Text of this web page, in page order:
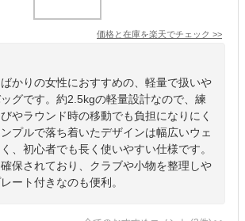
価格と在庫を楽天でチェック >>
かりの女性におすすめの、軽量で扱いや
グです。約2.5kgの軽量設計なので、練
やラウンド時の移動でも負担になりにく
プルで落ち着いたデザインは幅広いウェ
、初心者でも長く使いやすい仕様です。
保されており、クラブや小物を整理しや
ート付きなのも便利。